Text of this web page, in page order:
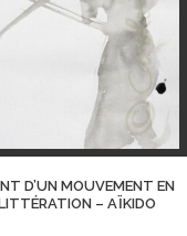
D’UN MOUVEMENT EN
– AÏKIDO